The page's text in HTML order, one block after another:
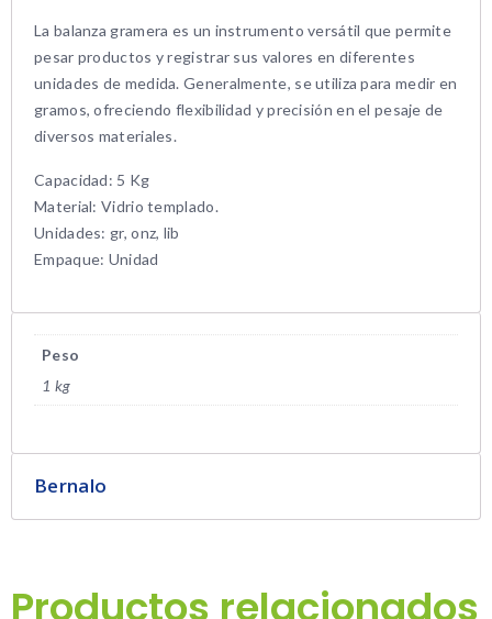
La balanza gramera es un instrumento versátil que permite
pesar productos y registrar sus valores en diferentes
unidades de medida. Generalmente, se utiliza para medir en
gramos, ofreciendo flexibilidad y precisión en el pesaje de
diversos materiales.
Capacidad: 5 Kg
Material: Vidrio templado.
Unidades: gr, onz, lib
Empaque: Unidad
Peso
1 kg
Bernalo
Productos relacionados